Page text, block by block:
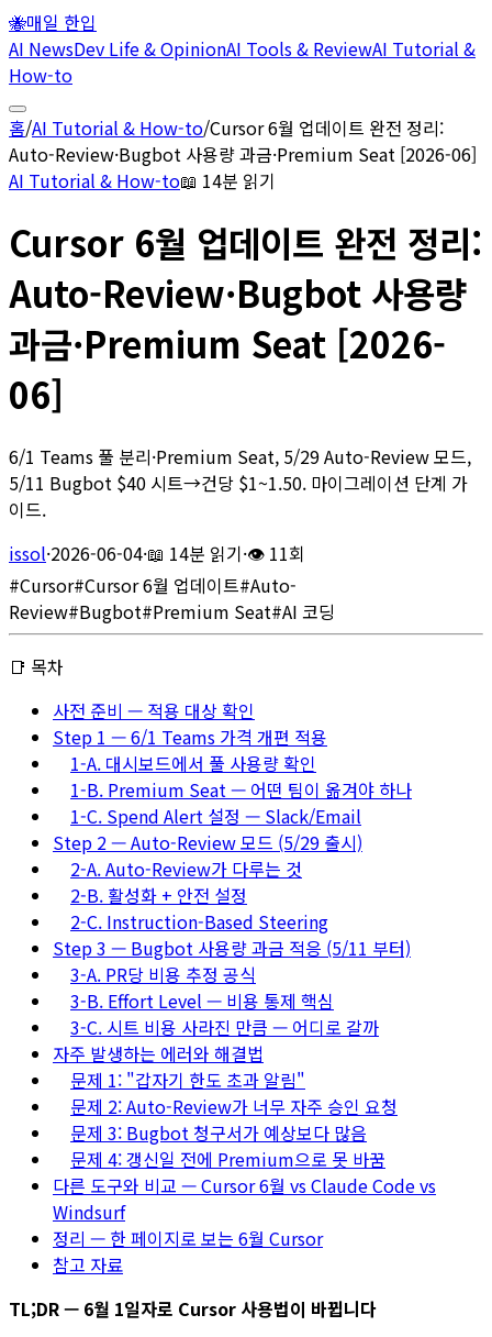
🐝매일 한입
AI NewsDev Life & OpinionAI Tools & ReviewAI Tutorial &
How-to
홈/AI Tutorial & How-to/Cursor 6월 업데이트 완전 정리:
Auto-Review·Bugbot 사용량 과금·Premium Seat [2026-06]
AI Tutorial & How-to📖 14분 읽기
Cursor 6월 업데이트 완전 정리:
Auto-Review·Bugbot 사용량
과금·Premium Seat [2026-
06]
6/1 Teams 풀 분리·Premium Seat, 5/29 Auto-Review 모드,
5/11 Bugbot $40 시트→건당 $1~1.50. 마이그레이션 단계 가
이드.
issol·2026-06-04·📖 14분 읽기·👁 11회
#Cursor#Cursor 6월 업데이트#Auto-
Review#Bugbot#Premium Seat#AI 코딩
📑 목차
사전 준비 — 적용 대상 확인
Step 1 — 6/1 Teams 가격 개편 적용
1-A. 대시보드에서 풀 사용량 확인
1-B. Premium Seat — 어떤 팀이 옮겨야 하나
1-C. Spend Alert 설정 — Slack/Email
Step 2 — Auto-Review 모드 (5/29 출시)
2-A. Auto-Review가 다루는 것
2-B. 활성화 + 안전 설정
2-C. Instruction-Based Steering
Step 3 — Bugbot 사용량 과금 적응 (5/11 부터)
3-A. PR당 비용 추정 공식
3-B. Effort Level — 비용 통제 핵심
3-C. 시트 비용 사라진 만큼 — 어디로 갈까
자주 발생하는 에러와 해결법
문제 1: "갑자기 한도 초과 알림"
문제 2: Auto-Review가 너무 자주 승인 요청
문제 3: Bugbot 청구서가 예상보다 많음
문제 4: 갱신일 전에 Premium으로 못 바꿈
다른 도구와 비교 — Cursor 6월 vs Claude Code vs
Windsurf
정리 — 한 페이지로 보는 6월 Cursor
참고 자료
TL;DR — 6월 1일자로 Cursor 사용법이 바뀝니다